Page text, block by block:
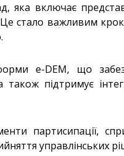
яка включає
Це стало важливим
e-DEM, що
також підтримує
партисипації,
управлінських